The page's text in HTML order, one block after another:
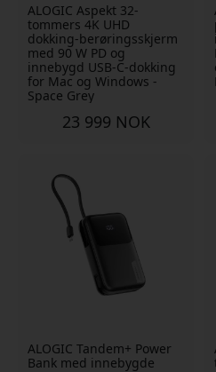
ALOGIC Aspekt 32-
tommers 4K UHD
dokking-berøringsskjerm
med 90 W PD og
innebygd USB-C-dokking
for Mac og Windows -
Space Grey
23 999 NOK
ALOGIC Tandem+ Power
Bank med innebygde